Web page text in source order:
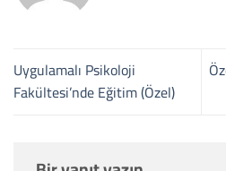
Uygulamalı Psikoloji
Fakültesi’nde Eğitim (Özel)